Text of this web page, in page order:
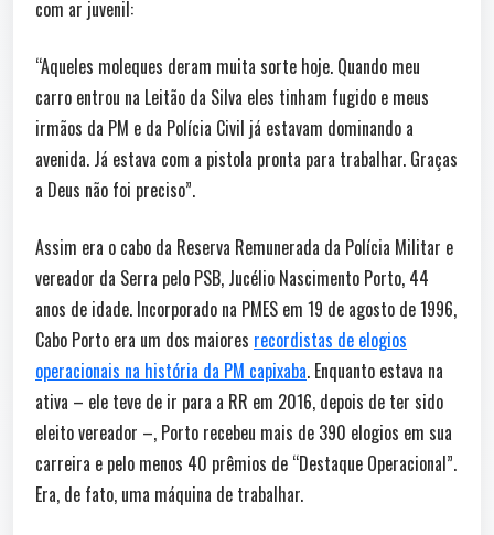
com ar juvenil:
“Aqueles moleques deram muita sorte hoje. Quando meu
carro entrou na Leitão da Silva eles tinham fugido e meus
irmãos da PM e da Polícia Civil já estavam dominando a
avenida. Já estava com a pistola pronta para trabalhar. Graças
a Deus não foi preciso”.
Assim era o cabo da Reserva Remunerada da Polícia Militar e
vereador da Serra pelo PSB, Jucélio Nascimento Porto, 44
anos de idade. Incorporado na PMES em 19 de agosto de 1996,
Cabo Porto era um dos maiores recordistas de elogios
operacionais na história da PM capixaba. Enquanto estava na
ativa – ele teve de ir para a RR em 2016, depois de ter sido
eleito vereador –, Porto recebeu mais de 390 elogios em sua
carreira e pelo menos 40 prêmios de “Destaque Operacional”.
Era, de fato, uma máquina de trabalhar.